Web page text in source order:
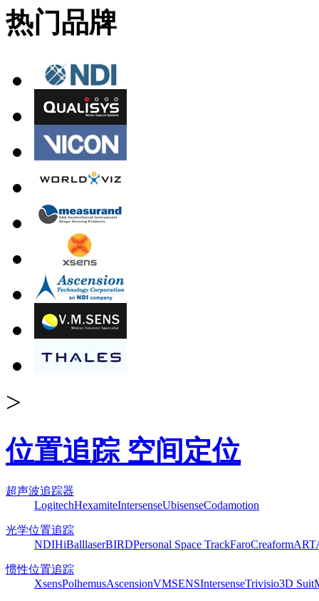
热门品牌
>
位置追踪 空间定位
超声波追踪器
LogitechHexamiteIntersenseUbisenseCodamotion
光学位置追踪
NDIHiBalllaserBIRDPersonal Space TrackFaroCreaformART
惯性位置追踪
XsensPolhemusAscensionVMSENSIntersenseTrivisio3D Suit